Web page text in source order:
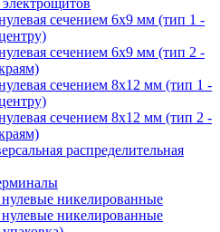
сечением 6х9 мм (тип 1 -
сечением 6х9 мм (тип 2 -
сечением 8х12 мм (тип 1 -
сечением 8х12 мм (тип 2 -
распределительная
никелированные
никелированные